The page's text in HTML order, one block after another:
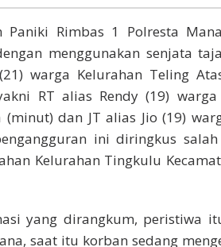
Paniki Rimbas 1 Polresta
menggunakan senjata
warga Kelurahan Teling
RT alias Rendy (19)
(minut) dan JT alias Jio (19)
ini diringkus
Kelurahan Tingkulu
yang dirangkum, peristiwa
saat itu korban sedang